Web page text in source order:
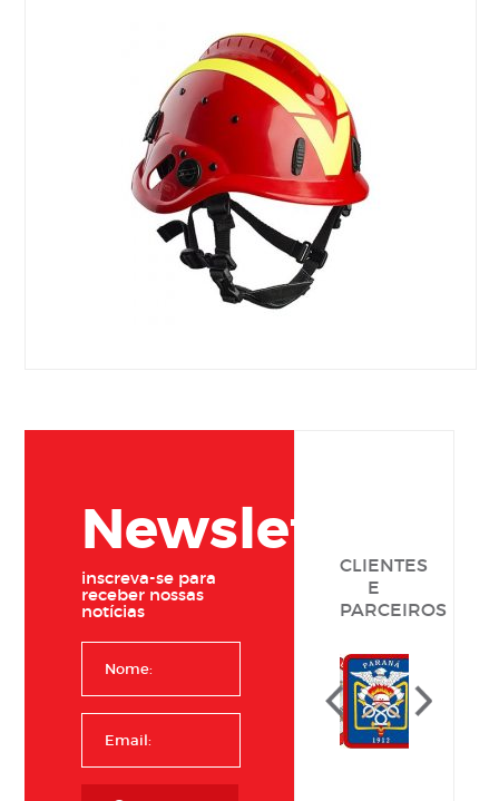
Newsletter,
inscreva-se para
receber nossas
notícias
CLIENTES
E
PARCEIROS